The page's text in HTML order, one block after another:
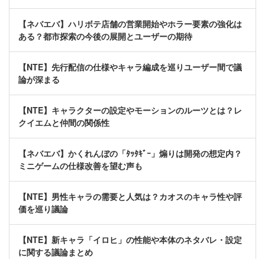
【ネバエバ】ハリボテ店舗の営業開始やホラー要素の強化は
ある？都市探索の今後の展開とユーザーの期待
【NTE】先行配信の仕様やキャラ編成を巡りユーザー間で議
論が深まる
【NTE】キャラクターの設定やモーションのルーツとは？レ
クイエムと仲間の関係性
【ネバエバ】かくれんぼの「ﾀｯﾀｷﾞｰ」煽りは開発の想定内？
ミニゲームの仕様改善を望む声も
【NTE】男性キャラの需要と人気は？カオスのキャラ性や評
価を巡り議論
【NTE】新キャラ「イロヒ」の性能や本体のネタバレ・設定
に関する議論まとめ